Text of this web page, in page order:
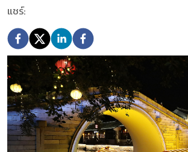
แชร์: